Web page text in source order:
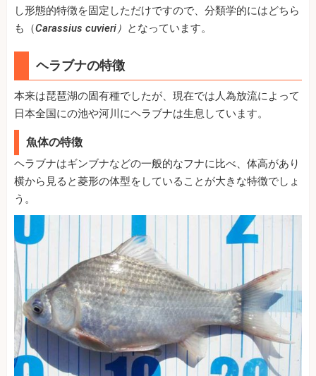
し形態的特徴を固定しただけですので、分類学的にはどちら
も（Carassius cuvieri） となっています。
ヘラブナの特徴
本来は琵琶湖の固有種でしたが、現在では人為放流によって
日本全国にの池や河川にヘラブナは生息しています。
魚体の特徴
ヘラブナはギンブナなどの一般的なフナに比べ、体高があり
横から見ると菱形の体型をしていることが大きな特徴でしょ
う。